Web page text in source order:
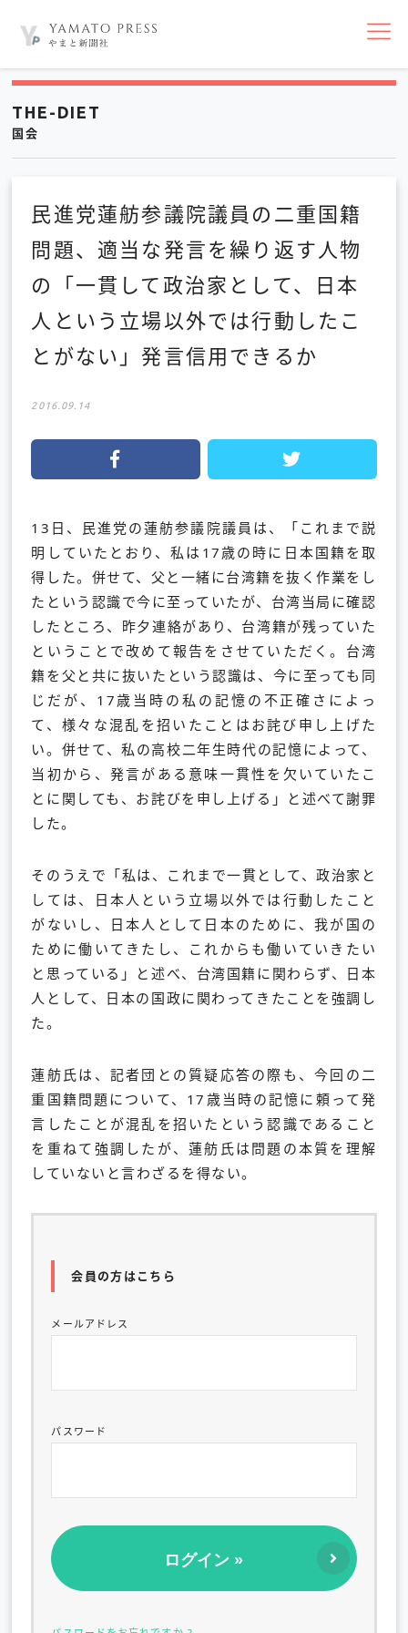
nav
THE-DIET
国会
民進党蓮舫参議院議員の二重国籍
問題、適当な発言を繰り返す人物
の「一貫して政治家として、日本
人という立場以外では行動したこ
とがない」発言信用できるか
2016.09.14
13日、民進党の蓮舫参議院議員は、「これまで説
明していたとおり、私は17歳の時に日本国籍を取
得した。併せて、父と一緒に台湾籍を抜く作業をし
たという認識で今に至っていたが、台湾当局に確認
したところ、昨夕連絡があり、台湾籍が残っていた
ということで改めて報告をさせていただく。台湾
籍を父と共に抜いたという認識は、今に至っても同
じだが、17歳当時の私の記憶の不正確さによっ
て、様々な混乱を招いたことはお詫び申し上げた
い。併せて、私の高校二年生時代の記憶によって、
当初から、発言がある意味一貫性を欠いていたこ
とに関しても、お詫びを申し上げる」と述べて謝罪
した。
そのうえで「私は、これまで一貫として、政治家と
しては、日本人という立場以外では行動したこと
がないし、日本人として日本のために、我が国の
ために働いてきたし、これからも働いていきたい
と思っている」と述べ、台湾国籍に関わらず、日本
人として、日本の国政に関わってきたことを強調し
た。
蓮舫氏は、記者団との質疑応答の際も、今回の二
重国籍問題について、17歳当時の記憶に頼って発
言したことが混乱を招いたという認識であること
を重ねて強調したが、蓮舫氏は問題の本質を理解
していないと言わざるを得ない。
会員の方はこちら
メールアドレス
パスワード